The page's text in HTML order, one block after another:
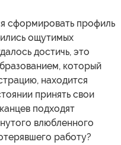
сформировать профиль
ощутимых
достичь, это
который
находится
принять свои
подходят
влюбленного
работу?